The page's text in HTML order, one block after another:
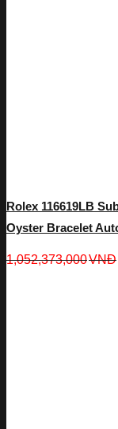
Rolex 116619LB
Oyster Bracelet
1,052,373,000VNĐ